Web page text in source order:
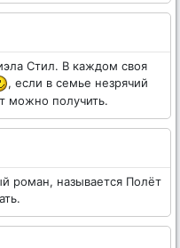
Стил. В каждом своя
, если в семье незрячий
можно получить.
роман, называется Полёт